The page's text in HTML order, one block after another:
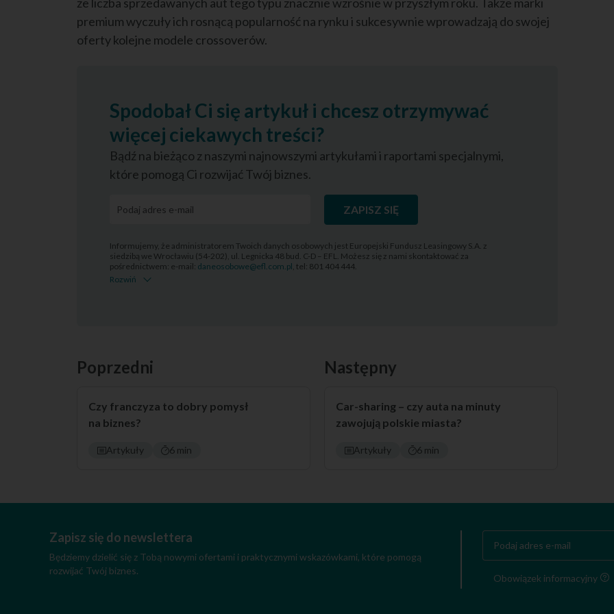
premium wyczuły ich rosnącą popularność na rynku i sukcesywnie wprowadzają do swojej
oferty kolejne modele crossoverów.
Spodobał Ci się artykuł i chcesz otrzymywać
więcej ciekawych treści?
Bądź na bieżąco z naszymi najnowszymi artykułami i raportami specjalnymi,
które pomogą Ci rozwijać Twój biznes.
ZAPISZ SIĘ
Informujemy, że administratorem Twoich danych osobowych jest Europejski Fundusz Leasingowy S.A. z
siedzibą we Wrocławiu (54-202), ul. Legnicka 48 bud. C-D – EFL. Możesz się z nami skontaktować za
pośrednictwem: e-mail: daneosobowe@efl.com.pl , tel: 801 404 444.
Rozwiń
Poprzedni
Czy franczyza to dobry pomysł
na biznes?
Artykuły 6 min
Następny
Car-sharing – czy auta na minuty
zawojują polskie miasta?
Artykuły 6 min
Zapisz się do newslettera
Będziemy dzielić się z Tobą nowymi ofertami i praktycznymi wskazówkami, które pomogą
rozwijać Twój biznes.
Obowiązek informacyjny